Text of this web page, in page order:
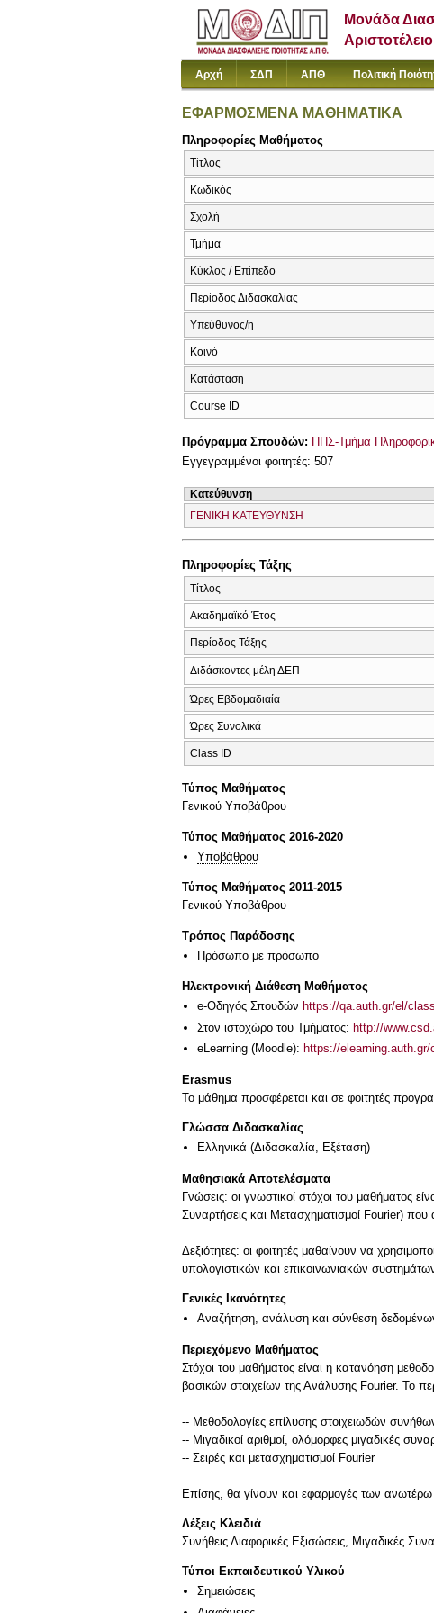
Μονάδα
Αρχή ΣΔΠ ΑΠΘ Πολιτική
ΕΦΑΡΜΟΣΜΕΝΑ ΜΑΘΗΜΑΤΙΚΑ
Πληροφορίες Μαθήματος
Τίτλος
Κωδικός
Σχολή
Τμήμα
Κύκλος / Επίπεδο
Περίοδος Διδασκαλίας
Υπεύθυνος/η
Κοινό
Κατάσταση
Course ID
Πρόγραμμα Σπουδών: ΠΠΣ-Τμήμα
Εγγεγραμμένοι φοιτητές: 507
Κατεύθυνση
ΓΕΝΙΚΗ ΚΑΤΕΥΘΥΝΣΗ
Πληροφορίες Τάξης
Τίτλος
Ακαδημαϊκό Έτος
Περίοδος Τάξης
Διδάσκοντες μέλη ΔΕΠ
Ώρες Εβδομαδιαία
Ώρες Συνολικά
Class ID
Τύπος Μαθήματος
Γενικού Υποβάθρου
Τύπος Μαθήματος 2016-2020
Υποβάθρου
Τύπος Μαθήματος 2011-2015
Γενικού Υποβάθρου
Τρόπος Παράδοσης
Πρόσωπο με πρόσωπο
Ηλεκτρονική Διάθεση Μαθήματος
e-Οδηγός Σπουδών https://qa.auth.gr/el/
Στον ιστοχώρο του Τμήματος: http://
eLearning (Moodle): https://
Erasmus
Το μάθημα προσφέρεται και σε φοιτητές
Γλώσσα Διδασκαλίας
Ελληνικά (Διδασκαλία, Εξέταση)
Μαθησιακά Αποτελέσματα
Γνώσεις: οι γνωστικοί στόχοι του μαθήματος
Συναρτήσεις και Μετασχηματισμοί Fourier) που
Δεξιότητες: οι φοιτητές μαθαίνουν να
υπολογιστικών και επικοινωνιακών
Γενικές Ικανότητες
Αναζήτηση, ανάλυση και σύνθεση
Περιεχόμενο Μαθήματος
Στόχοι του μαθήματος είναι η κατανόηση
βασικών στοιχείων της Ανάλυσης Fourier. Το
-- Μεθοδολογίες επίλυσης στοιχειωδών
-- Μιγαδικοί αριθμοί, ολόμορφες μιγαδικές
-- Σειρές και μετασχηματισμοί Fourier
Λέξεις Κλειδιά
Συνήθεις Διαφορικές Εξισώσεις, Μιγαδικές
Τύποι Εκπαιδευτικού Υλικού
Σημειώσεις